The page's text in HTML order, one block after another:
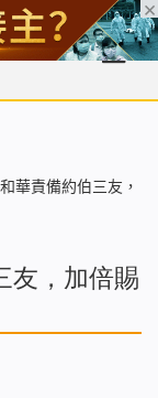
信仰解答 聖經
華責備約伯三友，
友，加倍賜